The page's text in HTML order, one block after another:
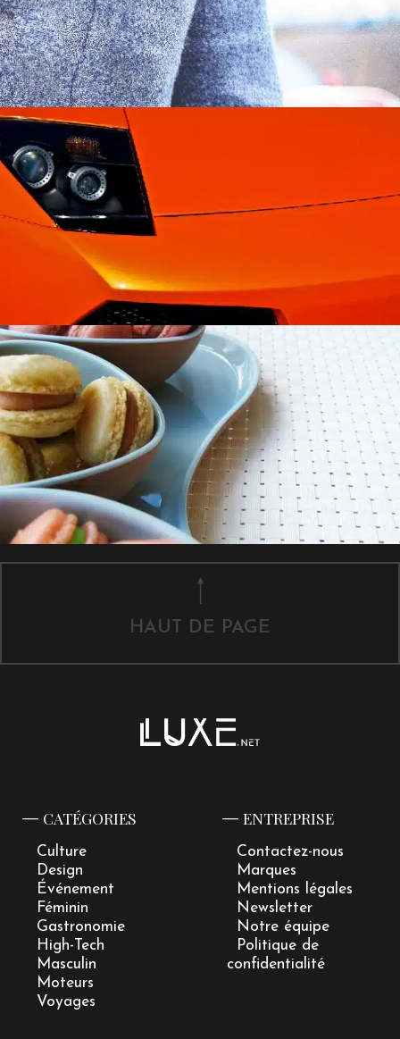
HAUT DE PAGE
CATÉGORIES
Culture
Design
Événement
Féminin
Gastronomie
High-Tech
Masculin
Moteurs
Voyages
ENTREPRISE
Contactez-nous
Marques
Mentions légales
Newsletter
Notre équipe
Politique de
confidentialité